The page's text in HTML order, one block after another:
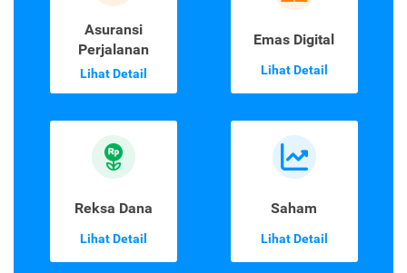
Asuransi
Perjalanan
Lihat Detail
Emas Digital
Lihat Detail
Reksa Dana
Lihat Detail
Saham
Lihat Detail